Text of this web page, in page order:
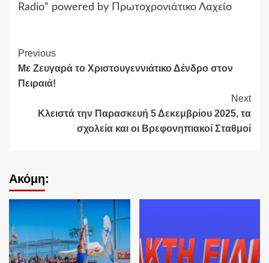
Radio” powered by Πρωτοχρονιάτικο Λαχείο
Continue
Reading
Previous
Με Ζευγαρά το Χριστουγεννιάτικο Δένδρο στον
Πειραιά!
Next
Κλειστά την Παρασκευή 5 Δεκεμβρίου 2025, τα
σχολεία και οι Βρεφονηπιακοί Σταθμοί
Ακόμη: